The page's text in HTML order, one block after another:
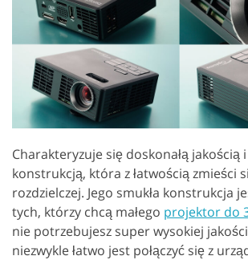
Charakteryzuje się doskonałą jakością
konstrukcją, która z łatwością zmieści
rozdzielczej. Jego smukła konstrukcja
tych, którzy chcą małego projektor do
nie potrzebujesz super wysokiej
niezwykle łatwo jest połączyć się z